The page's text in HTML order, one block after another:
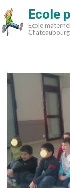
Aller
au
contenu
Ecole
Ecole